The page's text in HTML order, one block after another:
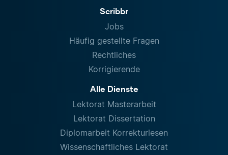
Scribbr
Jobs
Häufig gestellte Fragen
Rechtliches
Korrigierende
Alle Dienste
Lektorat Masterarbeit
Lektorat Dissertation
Diplomarbeit Korrekturlesen
Wissenschaftliches Lektorat